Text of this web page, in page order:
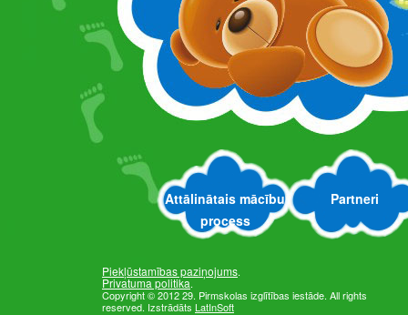
Attālinātais mācību
process
Partneri
Piekļūstamības paziņojums.
Privatuma politika.
Copyright © 2012 29. Pirmskolas izglītības iestāde. All rights
reserved. Izstrādāts LatInSoft